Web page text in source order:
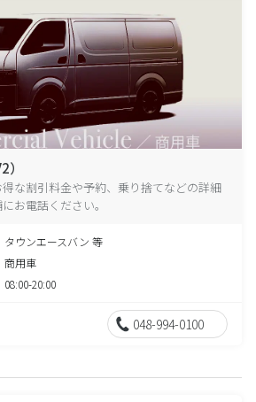
な割引料金や予約、乗り捨てなどの詳細
お電話ください。
タウンエースバン 等
商用車
08:00-20:00
048-994-0100